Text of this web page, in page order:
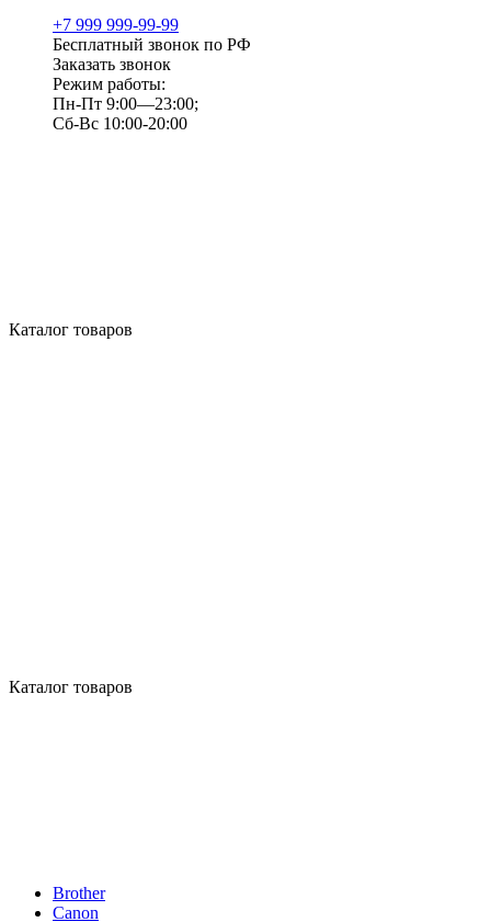
+7 999 999-99-99
Бесплатный звонок по РФ
Заказать звонок
Режим работы:
Пн-Пт 9:00—23:00;
Сб-Вс 10:00-20:00
Каталог товаров
Каталог товаров
Brother
Canon